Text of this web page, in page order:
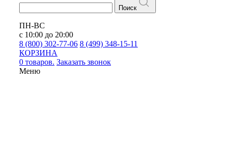
Поиск
ПН-ВС
с 10:00 до 20:00
8 (800) 302-77-06 8 (499) 348-15-11
КОРЗИНА
0 товаров. Заказать звонок
Меню